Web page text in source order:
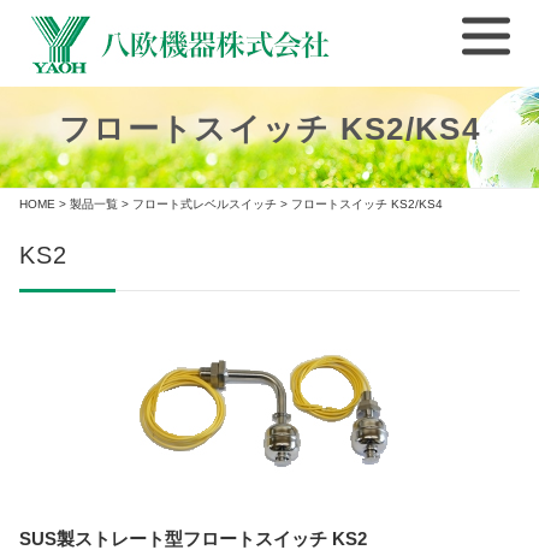
フロートスイッチ KS2/KS4
HOME > 製品一覧 > フロート式レベルスイッチ > フロートスイッチ KS2/KS4
KS2
SUS製ストレート型フロートスイッチ KS2